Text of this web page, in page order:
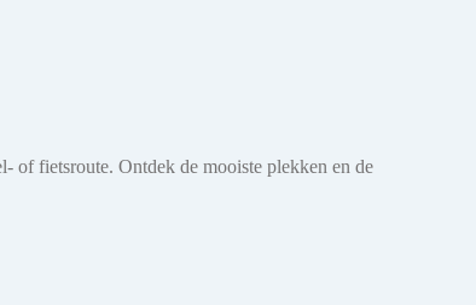
of fietsroute. Ontdek de mooiste plekken en de